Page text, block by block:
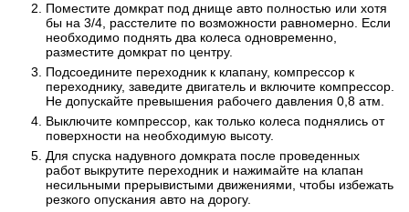
Поместите домкрат под днище авто полностью или хотя
бы на 3/4, расстелите по возможности равномерно. Если
необходимо поднять два колеса одновременно,
разместите домкрат по центру.
Подсоедините переходник к клапану, компрессор к
переходнику, заведите двигатель и включите компрессор.
Не допускайте превышения рабочего давления 0,8 атм.
Выключите компрессор, как только колеса поднялись от
поверхности на необходимую высоту.
Для спуска надувного домкрата после проведенных
работ выкрутите переходник и нажимайте на клапан
несильными прерывистыми движениями, чтобы избежать
резкого опускания авто на дорогу.